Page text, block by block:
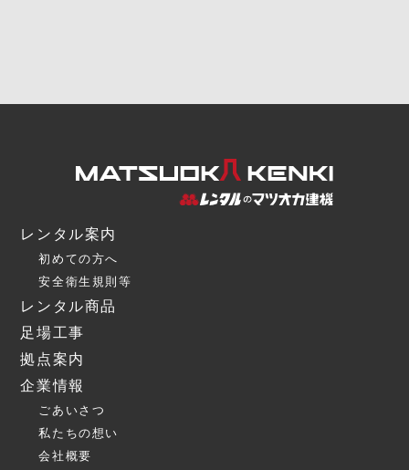
レンタル案内
初めての方へ
安全衛生規則等
レンタル商品
足場工事
拠点案内
企業情報
ごあいさつ
私たちの想い
会社概要